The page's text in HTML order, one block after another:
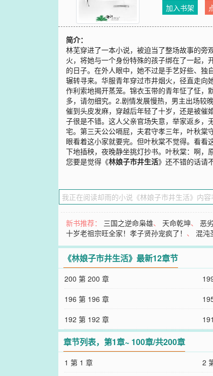
加入书架
简介：
林芜穿进了一本小说，被迫当了整场故事的
火，将她与一个身份特殊的孩子绑在了一起
的日子。在外人眼中，她不过是手艺好些、
辗转寻来。华服青年穿过市井烟火，径直走向
作利索地揭开蒸笼。锦衣玉带的青年怔了怔
多，请勿细究。2.剧情发展慢热，男主出场
催到头皮发麻，穿越后年轻了十岁，还是被
子很是不错。这人父亲官场失意，举家返乡
宅。第三天公公嗝屁，夫君守孝三年，叶秋棠
眼看着这小家就要完。但叶秋棠不觉得。看
下地插秧，夜晚静坐挑灯抄书。叶秋棠：啊，
您要是觉得《林娘子市井生活》还不错的话请
新书推荐： 三国之逆命枭雄、 天命乾坤、恶
十岁老祖宗旺全家！孝子贤孙宠疯了！ 、 混沌
《林娘子市井生活》最新12章节
200 第 200 章
196 第 196 章
192 第 192 章
章节列表，第1章~ 100章/共200章
1 第 1 章 2